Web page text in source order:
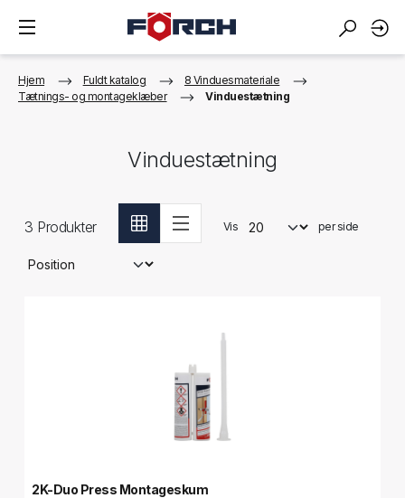
Hjem Fuldt katalog
8 Vinduesmateriale
Tætnings- og montageklæber
Vinduestætning
Vinduestætning
3 Produkter Vis per side
2K-Duo Press Montageskum